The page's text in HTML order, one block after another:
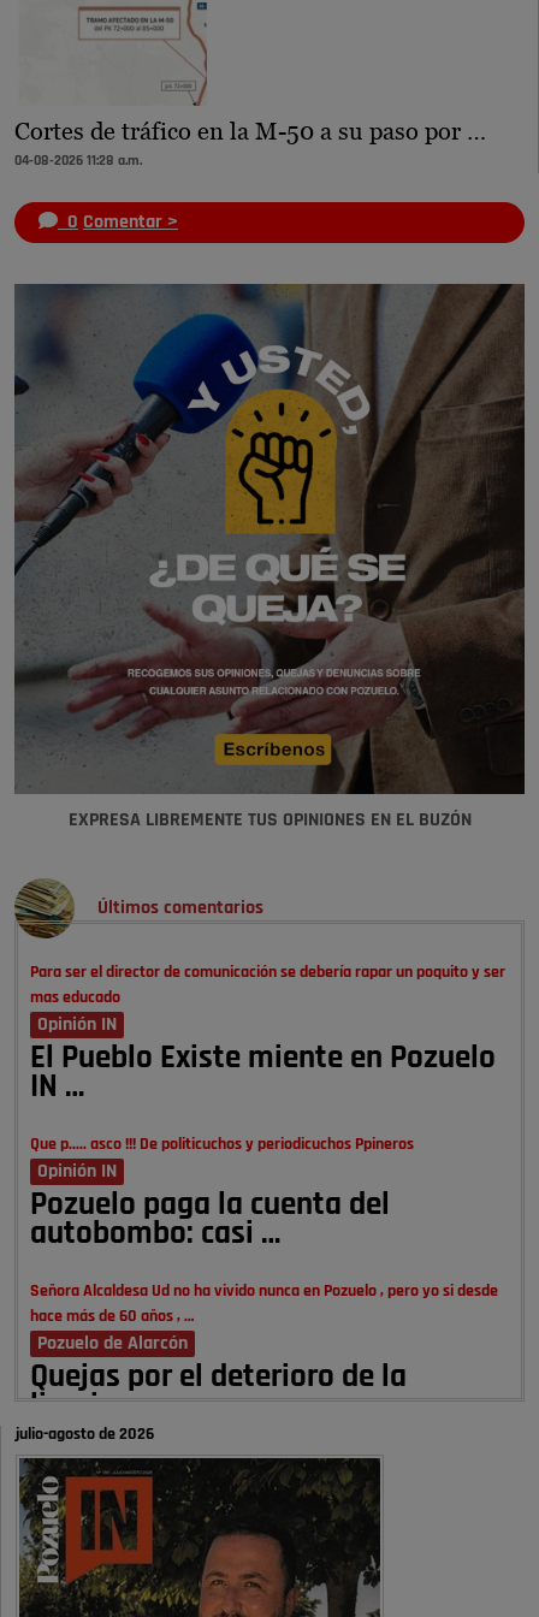
Cortes de tráfico en la M-50 a su paso por …
04-08-2026 11:28 a.m.
0 Comentar >
EXPRESA LIBREMENTE TUS OPINIONES EN EL BUZÓN
Últimos comentarios
Para ser el director de comunicación se debería rapar un poquito y ser
mas educado
Opinión IN
El Pueblo Existe miente en Pozuelo
IN …
Que p..... asco !!! De politicuchos y periodicuchos Ppineros
Opinión IN
Pozuelo paga la cuenta del
autobombo: casi …
Señora Alcaldesa Ud no ha vivido nunca en Pozuelo , pero yo si desde
hace más de 60 años , …
Pozuelo de Alarcón
Quejas por el deterioro de la
limpieza …
A ver si es posible que haya vivienda para familias con hijos y no
solamente jóvenes que no es tan …
Pozuelo de Alarcón
Pozuelo desbloquea
definitivamente Huerta Grande: las
obras …
julio-agosto de 2026